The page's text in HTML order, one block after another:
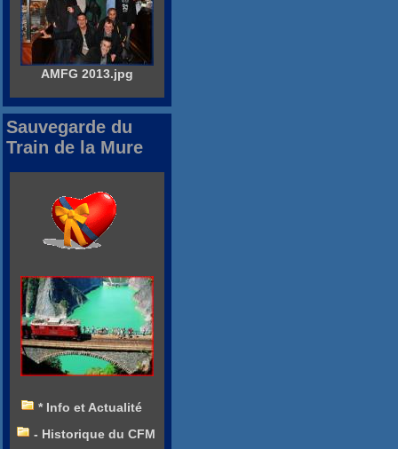
AMFG 2013.jpg
Sauvegarde du
Train de la Mure
* Info et Actualité
- Historique du CFM